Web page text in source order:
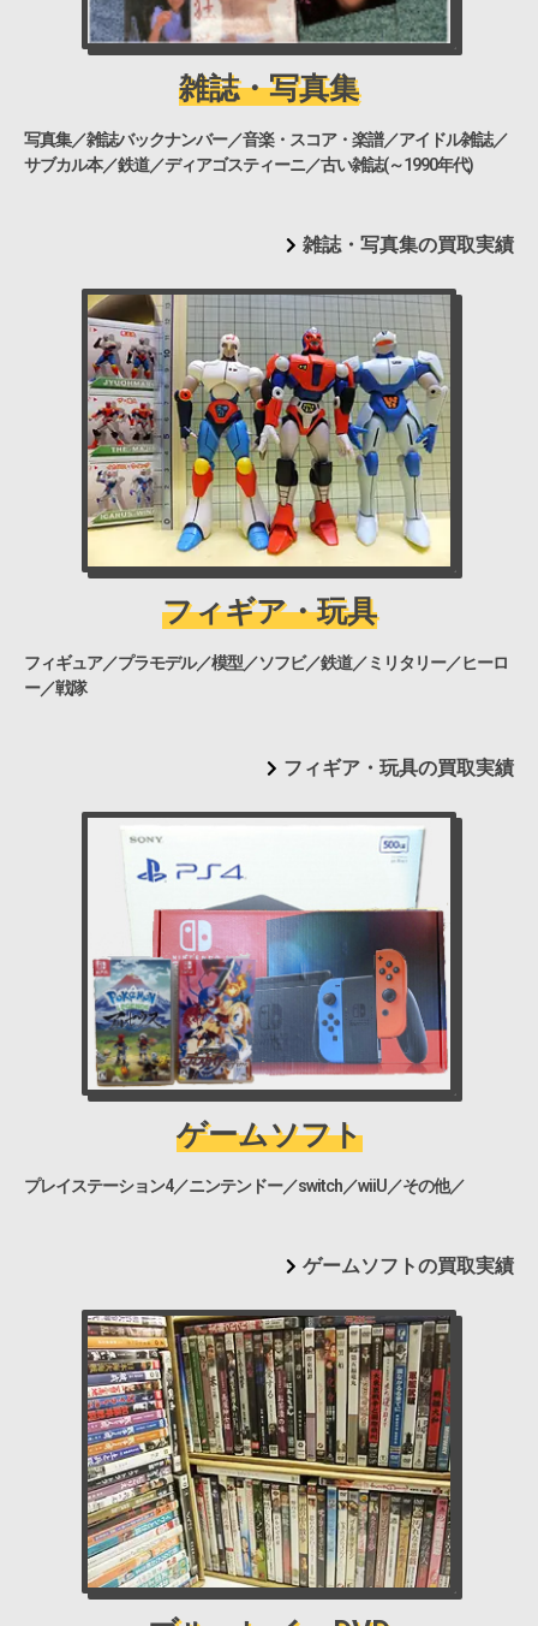
雑誌・写真集
写真集／雑誌バックナンバー／音楽・スコア・楽譜／アイドル雑誌／
サブカル本／鉄道／ディアゴスティーニ／古い雑誌(～1990年代)
雑誌・写真集の買取実績
フィギア・玩具
フィギュア／プラモデル／模型／ソフビ／鉄道／ミリタリー／ヒーロ
ー／戦隊
フィギア・玩具の買取実績
ゲームソフト
プレイステーション4／ニンテンドー／switch／wiiU／その他／
ゲームソフトの買取実績